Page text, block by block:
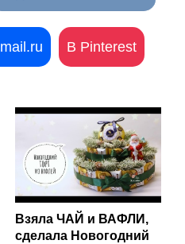
mail.ru В Pinterest
Взяла ЧАЙ и ВАФЛИ,
сделала Новогодний